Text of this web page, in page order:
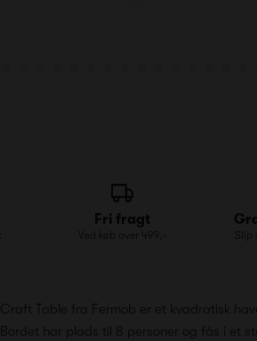
Fri fragt
Ved køb over 499,-
Craft Table fra Fermob er et kvadratisk
Bordet har plads til 8 personer og fås i et